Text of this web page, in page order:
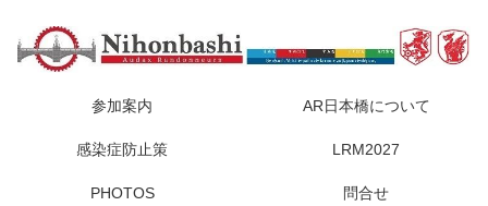
参加案内 AR日本橋について
感染症防止策 LRM2027
PHOTOS 問合せ